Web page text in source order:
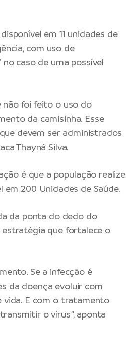
em 11 unidades de
com uso de
caso de uma possível
não foi feito o uso do
da camisinha. Esse
devem ser administrados
Thayná Silva.
é que a população realize
em 200 Unidades de Saúde.
da ponta do dedo do
que fortalece o
Se a infecção é
da doença evoluir com
vida. E com o tratamento
o vírus”, aponta